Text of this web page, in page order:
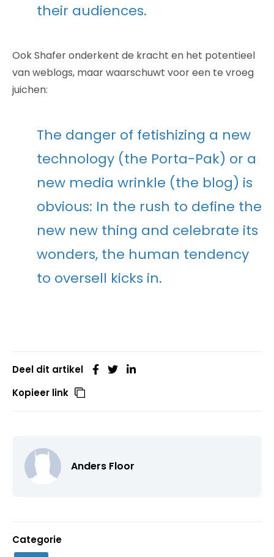
their audiences.
Ook Shafer onderkent de kracht en het potentieel
van weblogs, maar waarschuwt voor een te vroeg
juichen:
The danger of fetishizing a new
technology (the Porta-Pak) or a
new media wrinkle (the blog) is
obvious: In the rush to define the
new new thing and celebrate its
wonders, the human tendency
to oversell kicks in.
Deel dit artikel
Kopieer link
Anders Floor
Categorie